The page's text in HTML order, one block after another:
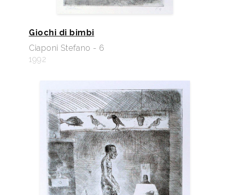
Giochi di bimbi
Ciaponi Stefano - 6
1992